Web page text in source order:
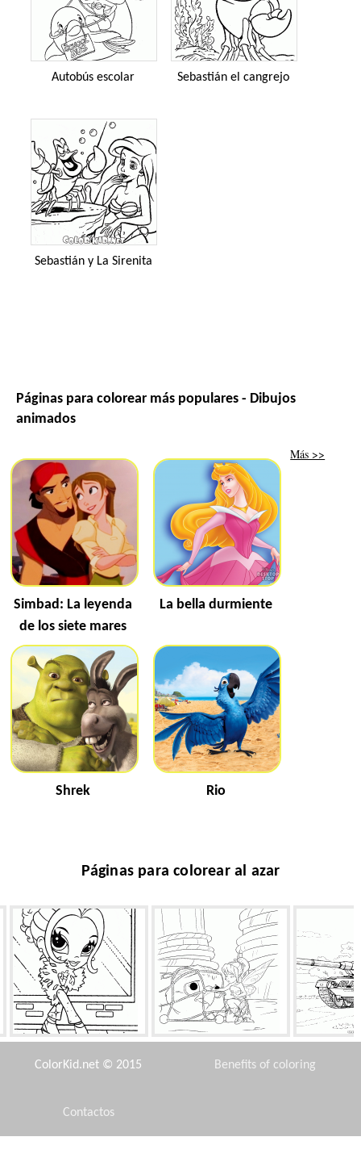
Autobús escolar Sebastián el cangrejo
Sebastián y La Sirenita
Páginas para colorear más populares - Dibujos
animados
Simbad: La leyenda
de los siete mares
La bella durmiente
Shrek Rio
Más >>
Páginas para colorear al azar
Muchacha con la bufanda Exploradores de hadas
ColorKid.net © 2015 Benefits of coloring
Contactos